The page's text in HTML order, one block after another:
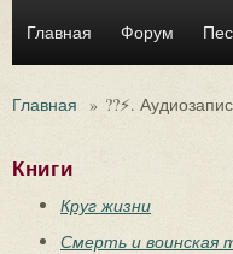
Главная Форум
Главная » ??⚡.
Книги
Круг жизни
Смерть и воинская